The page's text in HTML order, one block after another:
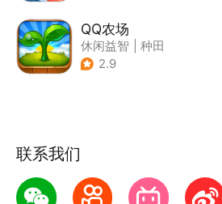
QQ农场
休闲益智
种田
| 田园生活
2.9
联系我们